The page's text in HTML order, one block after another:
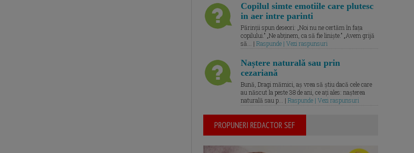
Copilul simte emotiile care plutesc
in aer intre parinti
Părinții spun deseori: „Noi nu ne certăm în fața
copilului.” „Ne abținem, ca să fie liniște.” „Avem grijă
să... | Raspunde | Vezi raspunsuri
Naștere naturală sau prin
cezariană
Bună, Dragi mămici, aș vrea să știu dacă cele care
au născut la peste 38 de ani, ce ați ales: nașterea
naturală sau p... | Raspunde | Vezi raspunsuri
PROPUNERI REDACTOR SEF